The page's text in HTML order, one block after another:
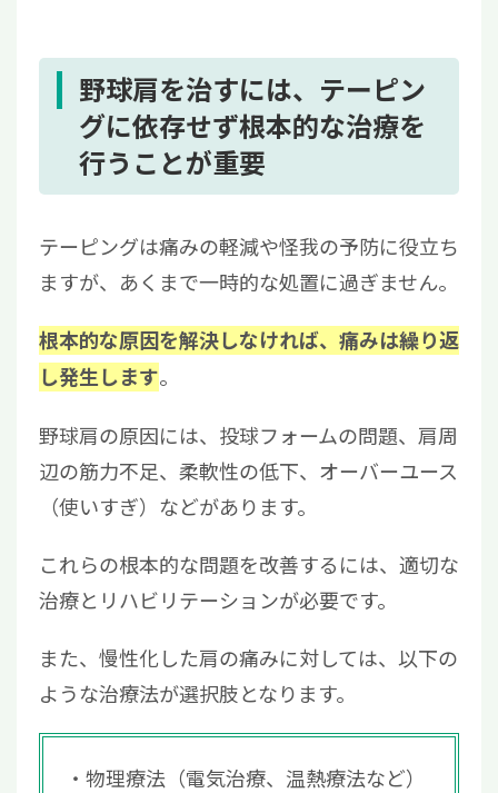
野球肩を治すには、テーピン
グに依存せず根本的な治療を
行うことが重要
テーピングは痛みの軽減や怪我の予防に役立ち
ますが、あくまで一時的な処置に過ぎません。
根本的な原因を解決しなければ、痛みは繰り返
し発生します。
野球肩の原因には、投球フォームの問題、肩周
辺の筋力不足、柔軟性の低下、オーバーユース
（使いすぎ）などがあります。
これらの根本的な問題を改善するには、適切な
治療とリハビリテーションが必要です。
また、慢性化した肩の痛みに対しては、以下の
ような治療法が選択肢となります。
物理療法（電気治療、温熱療法など）